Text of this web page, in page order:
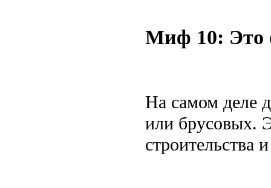
Миф 10: Это
На самом деле
или брусовых.
строительства